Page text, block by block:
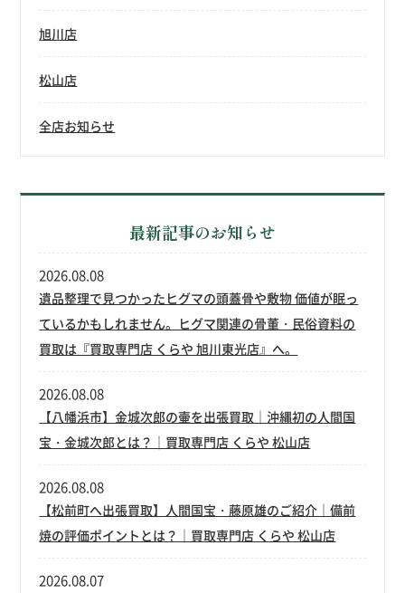
旭川店
松山店
全店お知らせ
最新記事のお知らせ
遺品整理で見つかったヒグマの頭蓋骨や敷物 価値が眠っ
ているかもしれません。ヒグマ関連の骨董・民俗資料の
買取は『買取専門店 くらや 旭川東光店』へ。
2026.08.08
【八幡浜市】金城次郎の壷を出張買取｜沖縄初の人間国
宝・金城次郎とは？｜買取専門店 くらや 松山店
2026.08.08
【松前町へ出張買取】人間国宝・藤原雄のご紹介｜備前
焼の評価ポイントとは？｜買取専門店 くらや 松山店
2026.08.08
2026.08.07